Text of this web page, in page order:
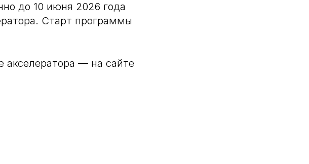
до 10 июня 2026 года
Старт программы
акселератора — на сайте